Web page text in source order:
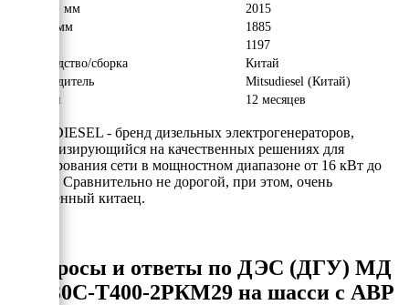
Ширина, мм
2015
Высота, мм
1885
1197
Производство/сборка
Китай
Производитель
Mitsudiesel (Китай)
Гарантия
12 месяцев
MITSUDIESEL - бренд дизельных электрогенераторов,
специализирующийся на качественных решениях для
резервирования сети в мощностном диапазоне от 16 кВт до
150 кВт. Сравнительно не дорогой, при этом, очень
качественный китаец.
Вопросы и ответы по ДЭС (ДГУ) МД
ЭД-30С-Т400-2РКМ29 на шасси с АВР